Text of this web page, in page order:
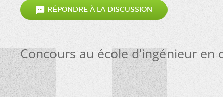
 RÉPONDRE À LA DISCUSSION
Concours au école d'ingénieur en